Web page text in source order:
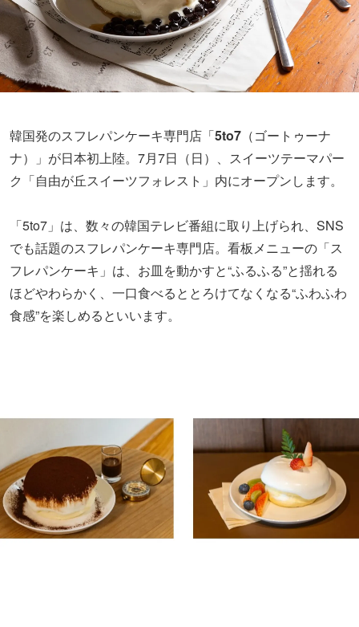
韓国発のスフレパンケーキ専門店「5to7 （ゴートゥーナ
ナ）」が日本初上陸。7月7日（日）、スイーツテーマパー
ク「自由が丘スイーツフォレスト」内にオープンします。
「5to7」は、数々の韓国テレビ番組に取り上げられ、SNS
でも話題のスフレパンケーキ専門店。看板メニューの「ス
フレパンケーキ」は、お皿を動かすと“ふるふる”と揺れる
ほどやわらかく、一口食べるととろけてなくなる“ふわふわ
食感”を楽しめるといいます。